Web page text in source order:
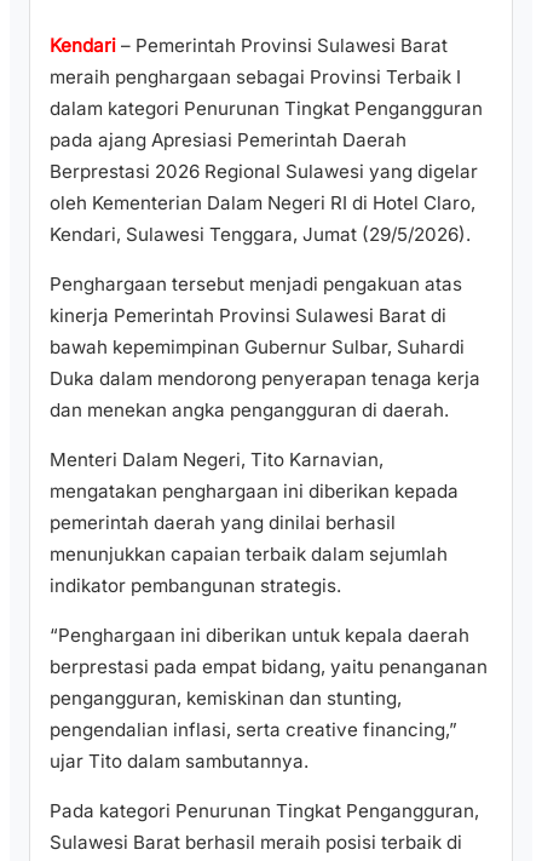
Kendari – Pemerintah Provinsi Sulawesi Barat
meraih penghargaan sebagai Provinsi Terbaik I
dalam kategori Penurunan Tingkat Pengangguran
pada ajang Apresiasi Pemerintah Daerah
Berprestasi 2026 Regional Sulawesi yang digelar
oleh Kementerian Dalam Negeri RI di Hotel Claro,
Kendari, Sulawesi Tenggara, Jumat (29/5/2026).
Penghargaan tersebut menjadi pengakuan atas
kinerja Pemerintah Provinsi Sulawesi Barat di
bawah kepemimpinan Gubernur Sulbar, Suhardi
Duka dalam mendorong penyerapan tenaga kerja
dan menekan angka pengangguran di daerah.
Menteri Dalam Negeri, Tito Karnavian,
mengatakan penghargaan ini diberikan kepada
pemerintah daerah yang dinilai berhasil
menunjukkan capaian terbaik dalam sejumlah
indikator pembangunan strategis.
“Penghargaan ini diberikan untuk kepala daerah
berprestasi pada empat bidang, yaitu penanganan
pengangguran, kemiskinan dan stunting,
pengendalian inflasi, serta creative financing,”
ujar Tito dalam sambutannya.
Pada kategori Penurunan Tingkat Pengangguran,
Sulawesi Barat berhasil meraih posisi terbaik di